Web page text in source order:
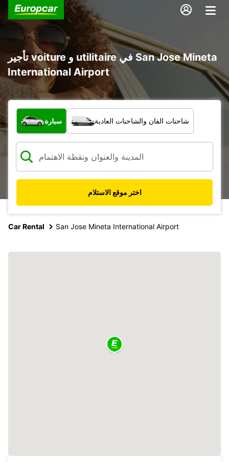
تأجير voiture و utilitaire في San Jose Mineta
International Airport
ما نوع المركبة؟
سيارة شاحنات الفان والشاحنات العادية
اختر موقع الاستلام
Car Rental San Jose Mineta International Airport